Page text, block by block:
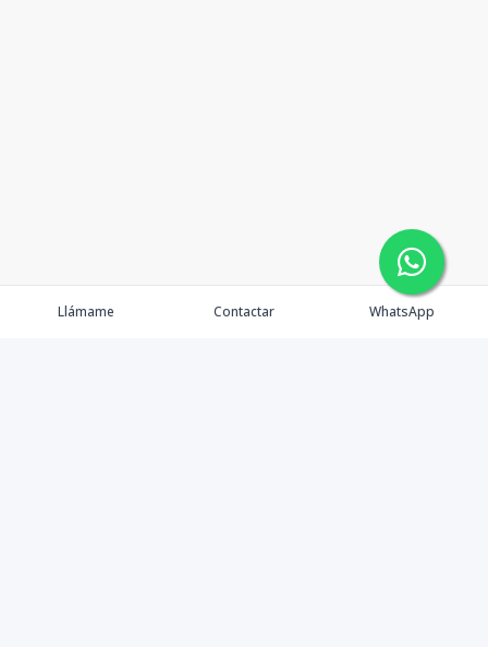
Llámame Contactar WhatsApp